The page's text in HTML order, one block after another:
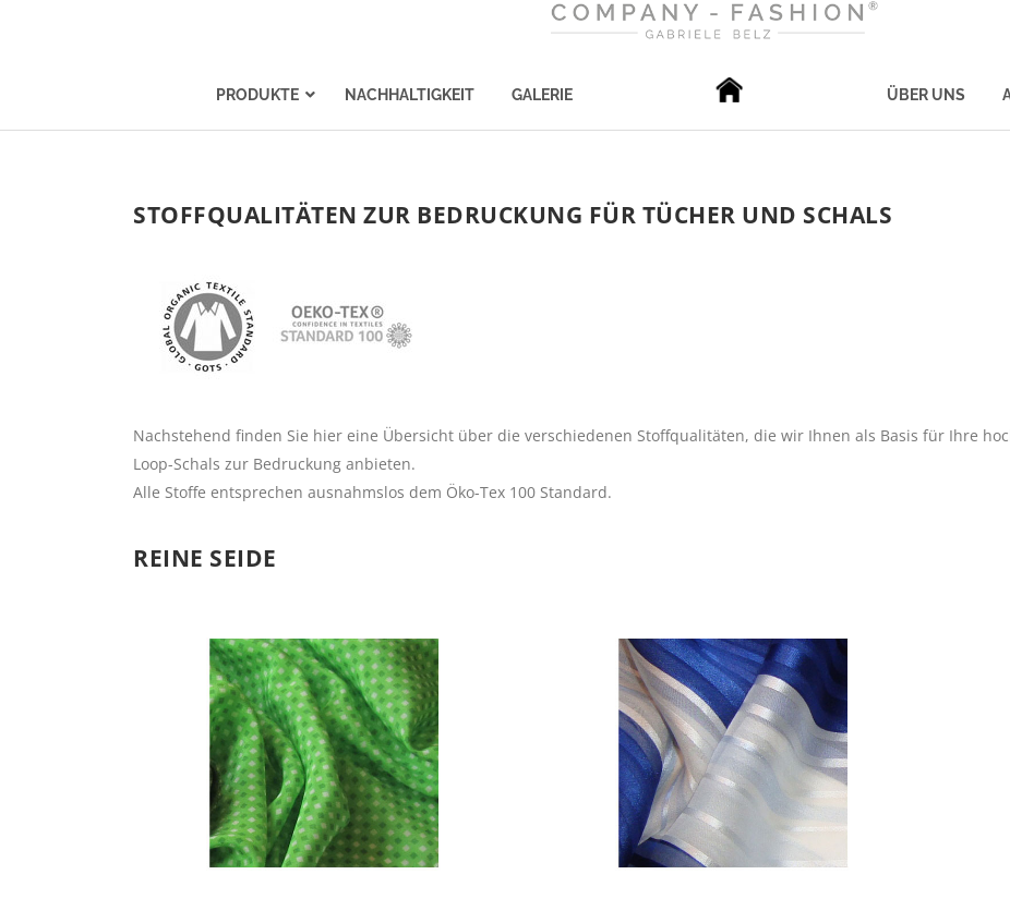
PRODUKTE NACHHALTIGKEIT GALERIE ÜBER UNS
STOFFQUALITÄTEN ZUR BEDRUCKUNG FÜR TÜCHER UND SCHALS
Nachstehend finden Sie hier eine Übersicht über die verschiedenen Stoffqualitäten, die wir Ihnen als Basis für Ihre
Loop-Schals zur Bedruckung anbieten.
Alle Stoffe entsprechen ausnahmslos dem Öko-Tex 100 Standard.
REINE SEIDE
CREPE DE CHINE
Seide
PEKIN DEGRADÉ
Seide